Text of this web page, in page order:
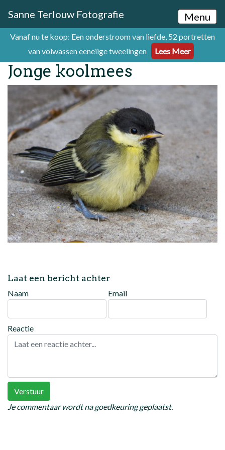
Sanne Terlouw Fotografie Menu
Vanaf nu te koop: Een onderstroom van liefde, 52 portretten
van volwassen eeneiige tweelingen
Lees Meer
Jonge koolmees
Laat een bericht achter
Naam Email
Reactie
Verstuur
Je commentaar wordt na goedkeuring geplaatst.